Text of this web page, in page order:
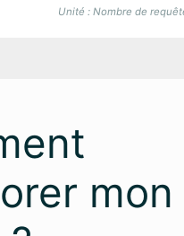
Unité : Nombre de
mon